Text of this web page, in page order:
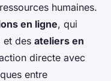
humaines.
en ligne, qui
et des ateliers en
directe avec
entre